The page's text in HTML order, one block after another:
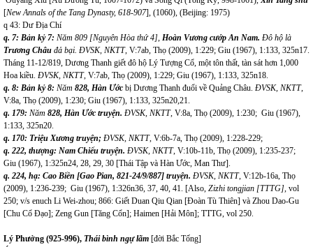
[NewAnnals of the Tang Dynasty, 618-907], (1060), (Beijing: 1975)
q 43: Dư Địa Chí
q. 7: Bản kỷ 7: Năm 809 [Nguyên Hòa thứ 4], Hoàn Vương cướp An Nam. Đô hộ là
Trương Châu đả bại. ĐVSK, NKTT, V:7ab, Thọ (2009), 1:229; Giu (1967), 1:133, 325n17.
Tháng 11-12/819, Dương Thanh giết đô hộ Lý Tượng Cổ, một tôn thất, tàn sát hơn 1,000
Hoa kiều. ĐVSK, NKTT, V:7ab, Thọ (2009), 1:229; Giu (1967), 1:133, 325n18.
q. 8: Bản kỷ 8: Năm 828, Hàn Ước bị Dương Thanh đuổi về Quảng Châu. ĐVSK, NKTT,
V:8a, Thọ (2009), 1:230; Giu (1967), 1:133, 325n20,21.
q. 179: Năm 828, Hàn Ước truyện. ĐVSK, NKTT, V:8a, Thọ (2009), 1:230; Giu (1967),
1:133, 325n20.
q. 170: Triệu Xương truyện; ĐVSK, NKTT, V:6b-7a, Thọ (2009), 1:228-229;
q. 222, thượng: Nam Chiếu truyện. ĐVSK, NKTT, V:10b-11b, Thọ (2009), 1:235-237;
Giu (1967), 1:325n24, 28, 29, 30 [Thái Tập và Hàn Ước, Man Thư].
q. 224, hạ: Cao Biền [Gao Pian, 821-24/9/887] truyện. ĐVSK, NKTT, V:12b-16a, Thọ
(2009), 1:236-239; Giu (1967), 1:326n36, 37, 40, 41. [Also, Zizhi tongjian [TTTG], vol
250; v/s enuch Li Wei-zhou; 866: Giết Duan Qiu Qian [Đoàn Tù Thiên] và Zhou Dao-Gu
[Chu Cổ Đạo]; Zeng Gun [Tăng Cổn]; Haimen [Hải Môn]; TTTG, vol 250.
Lý Phưởng (925-996), Thái bình ngự lãm [đời Bắc Tống]